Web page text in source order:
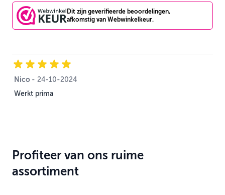
Dit zijn geverifieerde beoordelingen,
afkomstig van Webwinkelkeur.
Nico - 24 oktober 2024
24-10-2024
Werkt prima
Profiteer van ons ruime
assortiment